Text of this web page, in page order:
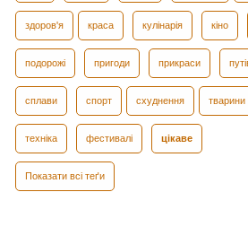
здоров'я краса кулінарія кіно
подорожі пригоди прикраси
сплави спорт схуднення тварини
техніка фестивалі цікаве
Показати всі теґи